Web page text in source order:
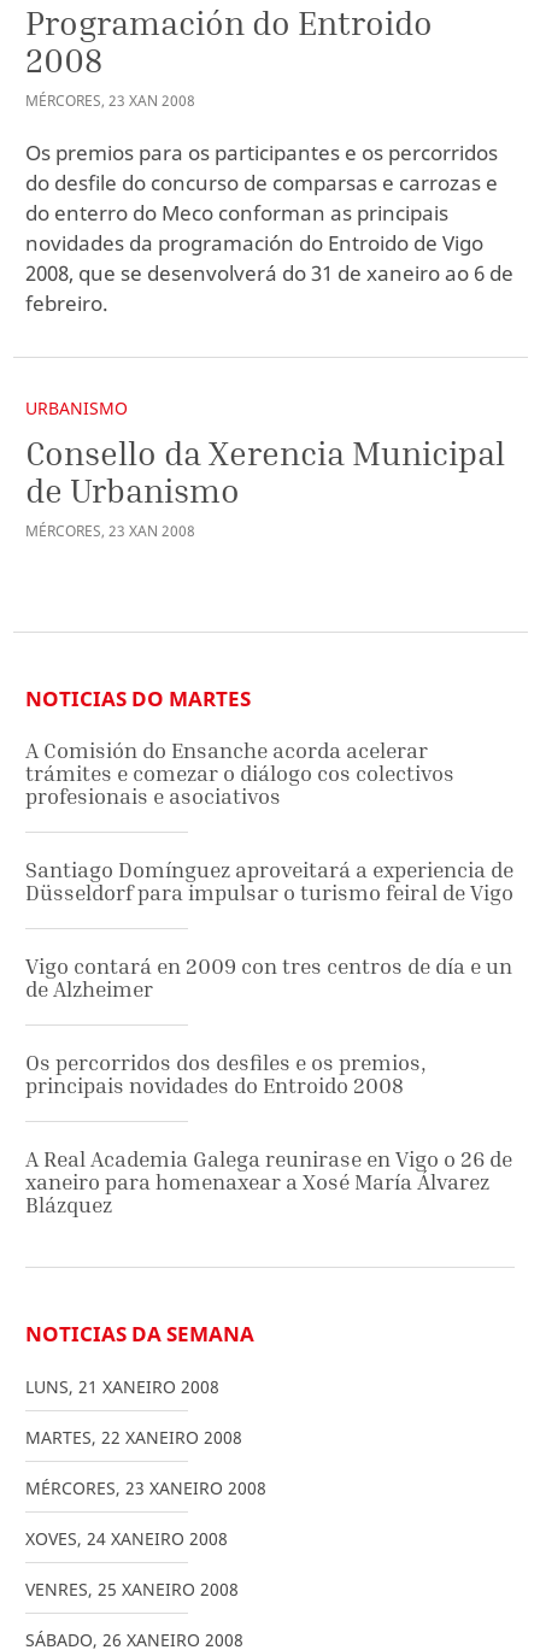
Programación do Entroido
2008
MÉRCORES, 23 XAN 2008
Os premios para os participantes e os percorridos
do desfile do concurso de comparsas e carrozas e
do enterro do Meco conforman as principais
novidades da programación do Entroido de Vigo
2008, que se desenvolverá do 31 de xaneiro ao 6 de
febreiro.
URBANISMO
Consello da Xerencia Municipal
de Urbanismo
MÉRCORES, 23 XAN 2008
NOTICIAS DO MARTES
A Comisión do Ensanche acorda acelerar
trámites e comezar o diálogo cos colectivos
profesionais e asociativos
Santiago Domínguez aproveitará a experiencia de
Düsseldorf para impulsar o turismo feiral de Vigo
Vigo contará en 2009 con tres centros de día e un
de Alzheimer
Os percorridos dos desfiles e os premios,
principais novidades do Entroido 2008
A Real Academia Galega reunirase en Vigo o 26 de
xaneiro para homenaxear a Xosé María Álvarez
Blázquez
NOTICIAS DA SEMANA
LUNS, 21 XANEIRO 2008
MARTES, 22 XANEIRO 2008
MÉRCORES, 23 XANEIRO 2008
XOVES, 24 XANEIRO 2008
VENRES, 25 XANEIRO 2008
SÁBADO, 26 XANEIRO 2008